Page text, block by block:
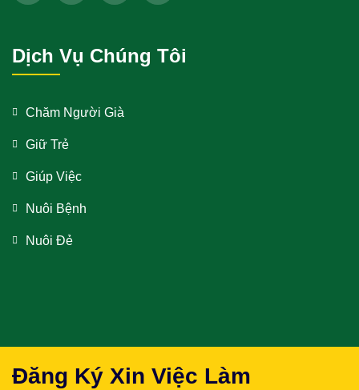
Dịch Vụ Chúng Tôi
Chăm Người Già
Giữ Trẻ
Giúp Việc
Nuôi Bệnh
Nuôi Đẻ
Đăng Ký Xin Việc Làm